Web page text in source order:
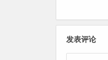
发表评论